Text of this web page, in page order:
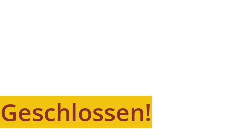
Geschlossen!